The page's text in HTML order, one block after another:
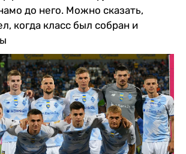
до него. Можно сказать,
когда класс был собран и